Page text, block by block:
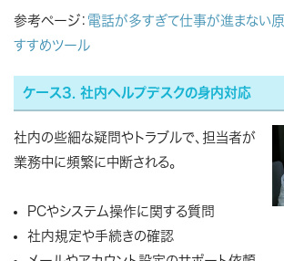
参考ページ： 電話が多すぎて仕事が進まない
すすめツール
ケース3. 社内ヘルプデスクの身内対応
社内の些細な疑問やトラブルで、担当者が
業務中に頻繁に中断される。
PCやシステム操作に関する質問
社内規定や手続きの確認